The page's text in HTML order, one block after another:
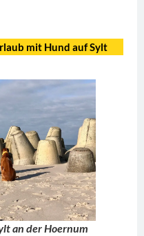
mit Hund auf Sylt
an der Hoernum